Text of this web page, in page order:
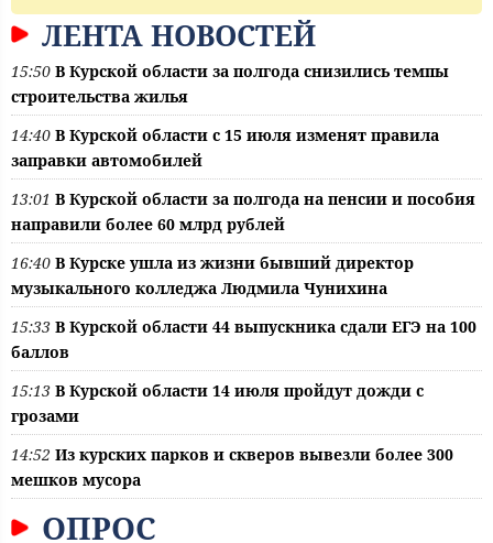
ЛЕНТА НОВОСТЕЙ
15:50 В Курской области за полгода снизились темпы
строительства жилья
14:40 В Курской области с 15 июля изменят правила
заправки автомобилей
13:01 В Курской области за полгода на пенсии и пособия
направили более 60 млрд рублей
16:40 В Курске ушла из жизни бывший директор
музыкального колледжа Людмила Чунихина
15:33 В Курской области 44 выпускника сдали ЕГЭ на 100
баллов
15:13 В Курской области 14 июля пройдут дожди с
грозами
14:52 Из курских парков и скверов вывезли более 300
мешков мусора
ОПРОС